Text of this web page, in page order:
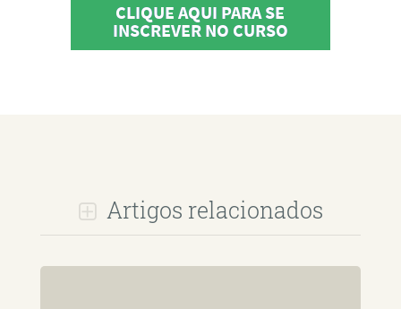
CLIQUE AQUI PARA SE
INSCREVER NO CURSO
Artigos relacionados